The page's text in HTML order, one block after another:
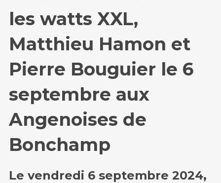
les watts XXL,
Matthieu Hamon et
Pierre Bouguier le 6
septembre aux
Angenoises de
Bonchamp
Le vendredi 6 septembre 2024,